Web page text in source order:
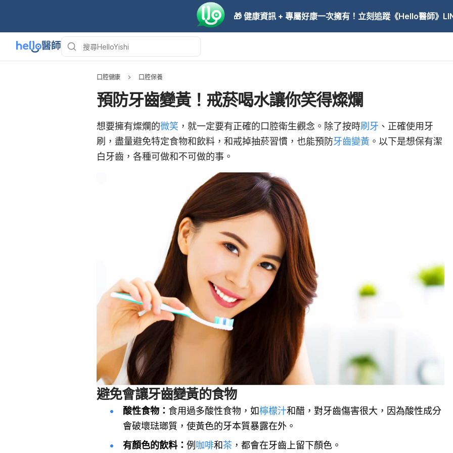
🎁 健康資訊 + 專屬好康一次擁有！立刻追蹤《Hello醫師》
口腔健康 口腔保養
預防牙齒變黃！戒菸喝水讓你笑得燦爛
想要擁有燦爛的微笑 ，就一定要有正確的口腔衛生觀念。除了按時刷牙 、正確使用牙
刷，盡量避免特定食物和飲料，和戒掉抽菸習慣，也能預防牙齒變黃 。以下是想保有潔
白牙齒，各種可做和不可做的事。
避免會讓牙齒變黃的食物
酸性食物： 食用過多酸性食物，如檸檬汁和醋，對牙齒傷害很大，因為酸性成分
會破壞琺瑯質，使黃色的牙本質暴露在外。
有顏色的飲料： 例 咖啡和茶 ，都會在牙齒上留下顏色。